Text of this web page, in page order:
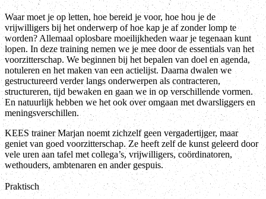
Waar moet je op letten, hoe bereid je voor, hoe hou je de
vrijwilligers bij het onderwerp of hoe kap je af zonder lomp te
worden? Allemaal oplosbare moeilijkheden waar je tegenaan kunt
lopen. In deze training nemen we je mee door de essentials van het
voorzitterschap. We beginnen bij het bepalen van doel en agenda,
notuleren en het maken van een actielijst. Daarna dwalen we
gestructureerd verder langs onderwerpen als contracteren,
structureren, tijd bewaken en gaan we in op verschillende vormen.
En natuurlijk hebben we het ook over omgaan met dwarsliggers en
meningsverschillen.
KEES trainer Marjan noemt zichzelf geen vergadertijger, maar
geniet van goed voorzitterschap. Ze heeft zelf de kunst geleerd door
vele uren aan tafel met collega’s, vrijwilligers, coördinatoren,
wethouders, ambtenaren en ander gespuis.
Praktisch